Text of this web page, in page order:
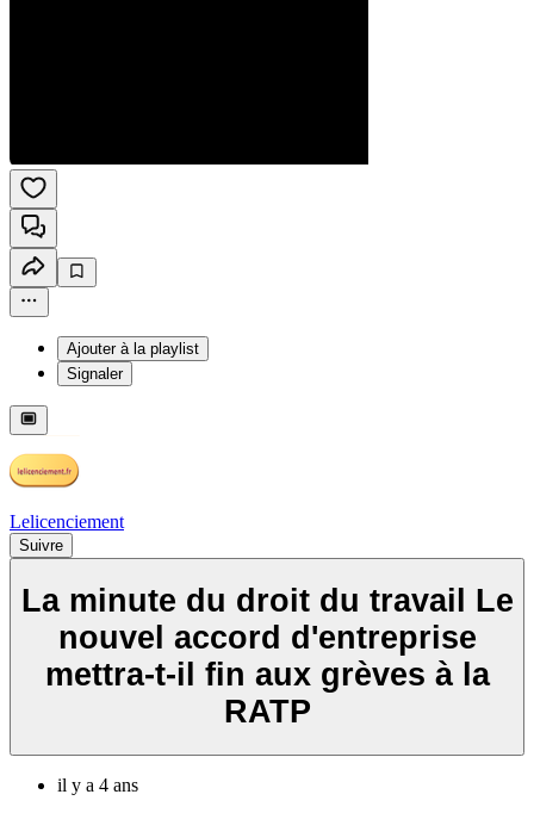
Ajouter à la playlist
Signaler
Lelicenciement
Suivre
La minute du droit du travail Le
nouvel accord d'entreprise
mettra-t-il fin aux grèves à la
RATP
il y a 4 ans